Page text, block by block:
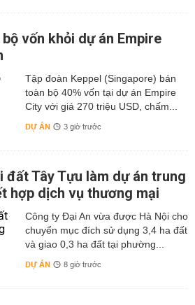
vốn khỏi dự án Empire
Tập đoàn Keppel (Singapore) bán
toàn bộ 40% vốn tại dự án Empire
City với giá 270 triệu USD, chấm...
DỰ ÁN 3 giờ trước
đất Tây Tựu làm dự án trung
hợp dịch vụ thương mại
Công ty Đại An vừa được Hà Nội cho
chuyển mục đích sử dụng 3,4 ha đất
và giao 0,3 ha đất tại phường...
DỰ ÁN 8 giờ trước